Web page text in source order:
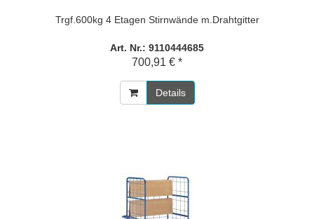
Trgf.600kg 4 Etagen Stirnwände m.Drahtgitter
Art. Nr.: 9110444685
700,91 € *
Details